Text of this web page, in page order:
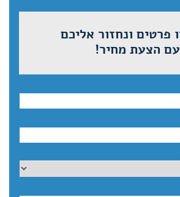
פרטים ונחזור אליכם
עם הצעת מחיר!